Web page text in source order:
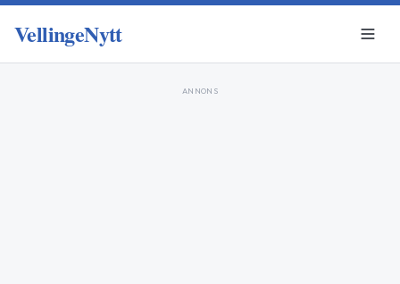
VellingeNytt
ANNONS